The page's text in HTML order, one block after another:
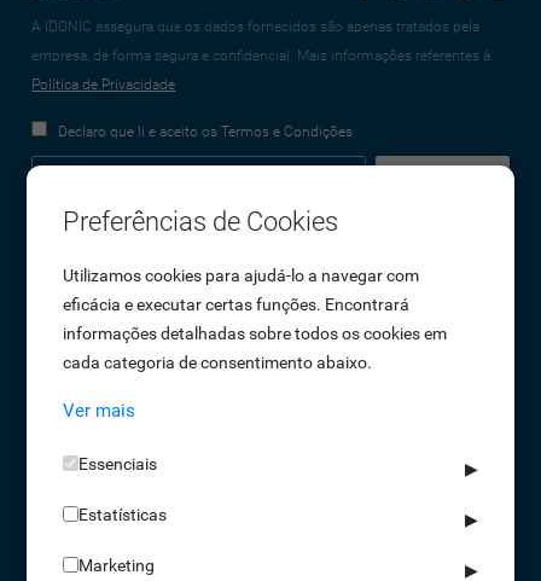
A IDONIC assegura que os dados fornecidos são apenas tratados pela
empresa, de forma segura e confidencial. Mais informações referentes à
Política de Privacidade
Declaro que li e aceito os Termos e Condições
Empresa
Sobre Nós
Oportunidades de Emprego
Termos e Condições
Política de Privacidade
Livro de reclamações
Preferências de Cookies
Utilizamos cookies para ajudá-lo a navegar com
eficácia e executar certas funções. Encontrará
informações detalhadas sobre todos os cookies em
cada categoria de consentimento abaixo.
Ver mais
Essenciais ▶
Estatísticas ▶
Marketing ▶